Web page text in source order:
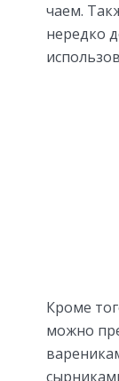
чаем.
нередко
Кроме
можно